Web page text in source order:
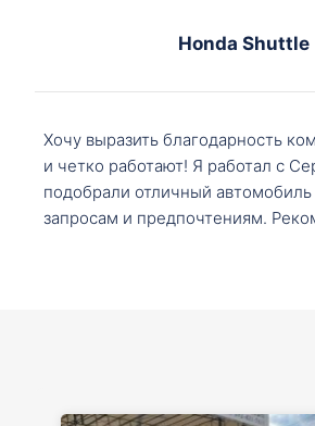
Honda Shuttle
Хочу выразить благодарность
и четко работают! Я работал с
подобрали отличный
запросам и предпочтениям.